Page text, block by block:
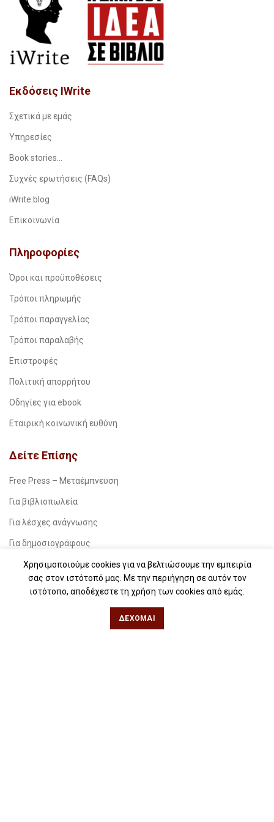
Εκδόσεις IWrite
Σχετικά με εμάς
Υπηρεσίες
Book stories…
Συχνές ερωτήσεις (FAQs)
iWrite.blog
Επικοινωνία
Πληροφορίες
Όροι και προϋποθέσεις
Τρόποι πληρωμής
Τρόποι παραγγελίας
Τρόποι παραλαβής
Επιστροφές
Πολιτική απορρήτου
Οδηγίες για ebook
Εταιρική κοινωνική ευθύνη
Δείτε Επίσης
Free Press – Μεταέμπνευση
Για βιβλιοπωλεία
Για λέσχες ανάγνωσης
Για δημοσιογράφους
Για σχολεία
Για βιβλιοφιλικές ομάδες
Χρησιμοποιούμε cookies για να βελτιώσουμε την εμπειρία
σας στον ιστότοπό μας. Με την περιήγηση σε αυτόν τον
ιστότοπο, αποδέχεστε τη χρήση των cookies από εμάς.
ΔΈΧΟΜΑΙ